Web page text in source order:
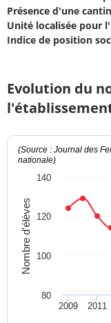
Présence d'une
Unité localisée pour
Indice de position
Evolution du
Nombre d'élèves
(Source : Journal des
nationale)
2009 2011
80
100
120
140